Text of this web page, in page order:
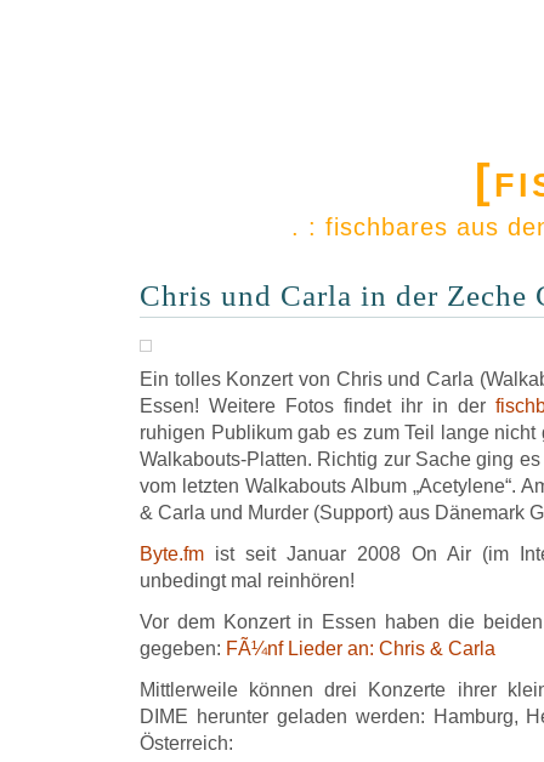
. : fischbares aus
Chris und Carla in der Zeche
Ein tolles Konzert von Chris und Carla
Essen! Weitere Fotos findet ihr in der
ruhigen Publikum gab es zum Teil lange
Walkabouts-Platten. Richtig zur Sache ging es
vom letzten Walkabouts Album „Acetylene“.
& Carla und Murder (Support) aus Dänemark
Byte.fm ist seit Januar 2008 On Air (im
unbedingt mal reinhören!
Vor dem Konzert in Essen haben die
gegeben: FÃ¼nf Lieder an: Chris & Carla
Mittlerweile können drei Konzerte ihrer
DIME herunter geladen werden: Hamburg,
Österreich: